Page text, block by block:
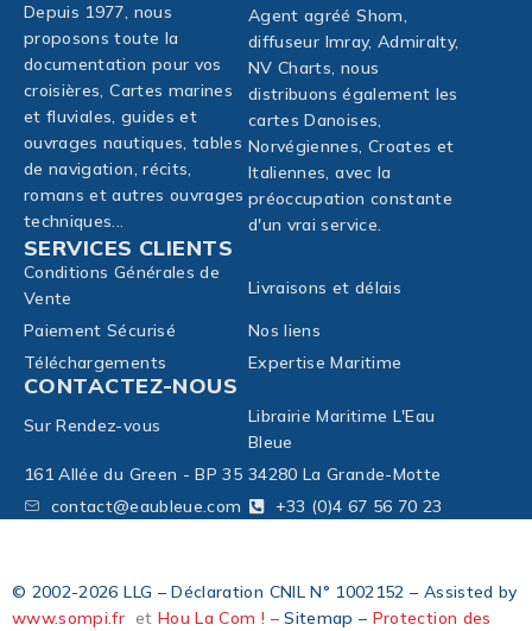
Depuis 1977, nous
proposons toute la
documentation pour vos
croisières, Cartes marines
et fluviales, guides et
ouvrages nautiques, tables
de navigation, récits,
romans et autres ouvrages
techniques...
Agent agréé Shom,
diffuseur Imray, Admiralty,
NV Charts, nous
distribuons également les
cartes Danoises,
Norvégiennes, Croates et
Italiennes, avec la
préoccupation constante
d'un vrai service.
SERVICES CLIENTS
Conditions Générales de
Vente
Livraisons et délais
Paiement Sécurisé
Nos liens
Téléchargements
Expertise Maritime
CONTACTEZ-NOUS
Sur Rendez-vous
Librairie Maritime L'Eau
Bleue
161 Allée du Green - BP 35 34280 La Grande-Motte
contact@eaubleue.com
+33 (0)4 67 56 70 23
© 2002-2026 LLG – Déclaration CNIL N° 1002152 – Assisted by
www.sompi.fr et Hou La Com ! –Sitemap – Protection des